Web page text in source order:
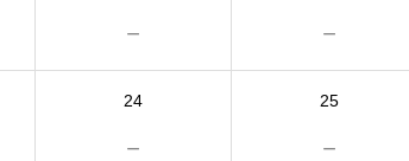
－ －
24
－
25
－